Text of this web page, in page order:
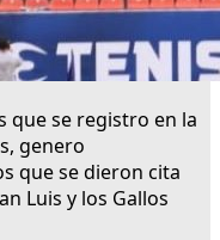
que se registro en la
genero
que se dieron cita
Luis y los Gallos